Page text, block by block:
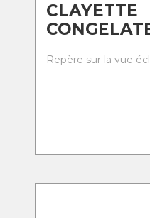
CLAYETTE
Repère sur la vue